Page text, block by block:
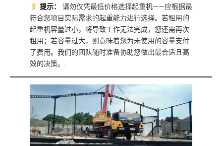
提示：
请勿仅凭最低价格选择起重机——应根据最
符合您项目实际需求的起重能力进行选择。若租用的
起重机容量过小，将导致工作无法完成，您还需再次
租用；若容量过大，则意味着您为未使用的容量支付
了费用。我们的团队随时准备协助您做出最合适且高
效的决策。.